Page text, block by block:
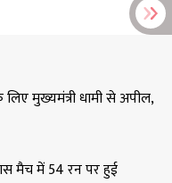
मुख्यमंत्री धामी से अपील,
मैच में 54 रन पर हुई